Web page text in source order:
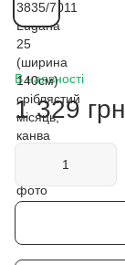
В наявності
1 329 грн